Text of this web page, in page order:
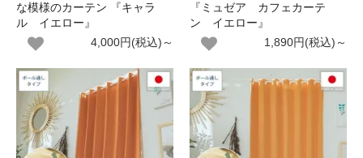
な模様のカーテン 『キャラ
ル イエロー』
4,000円(税込)～
『ミュゼア カフェカーテ
ン イエロー』
1,890円(税込)～